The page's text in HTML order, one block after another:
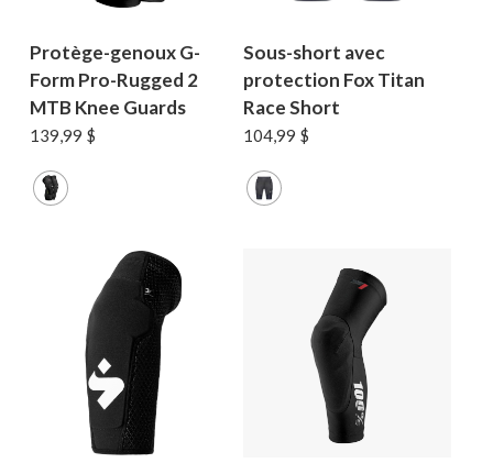
Protège-genoux G-
Form Pro-Rugged 2
MTB Knee Guards
139,99 $
Sous-short avec
protection Fox Titan
Race Short
104,99 $